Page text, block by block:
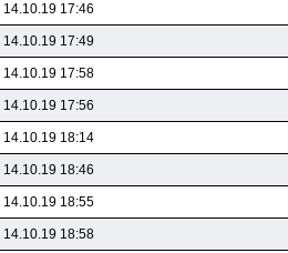
14.10.19 17:46
14.10.19 17:49
14.10.19 17:58
14.10.19 17:56
14.10.19 18:14
14.10.19 18:46
14.10.19 18:55
14.10.19 18:58